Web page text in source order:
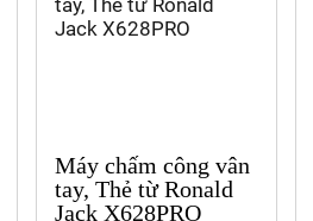
Máy chấm công vân
tay, Thẻ từ Ronald
Jack X628PRO